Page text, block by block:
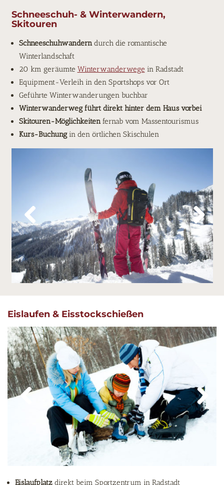
Schneeschuh- & Winterwandern,
Skitouren
Schneeschuhwanderndurch die romantische
Winterlandschaft
20 km geräumte Winterwanderwege in Radstadt
Equipment-Verleih in den Sportshops vor Ort
Geführte Winterwanderungen buchbar
Winterwanderweg führt direkt hinter dem Haus vorbei
Skitouren-Möglichkeitenfernab vom Massentourismus
Kurs-Buchungin den örtlichen Skischulen
Previous Next
Eislaufen & Eisstockschießen
Previous Next
Eislaufplatz direkt beim Sportzentrum in Radstadt